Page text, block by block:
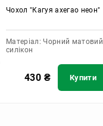
Чохол "Кагуя ахегао неон"
Матеріал: Чорний матовий
силікон
430 ₴ Купити